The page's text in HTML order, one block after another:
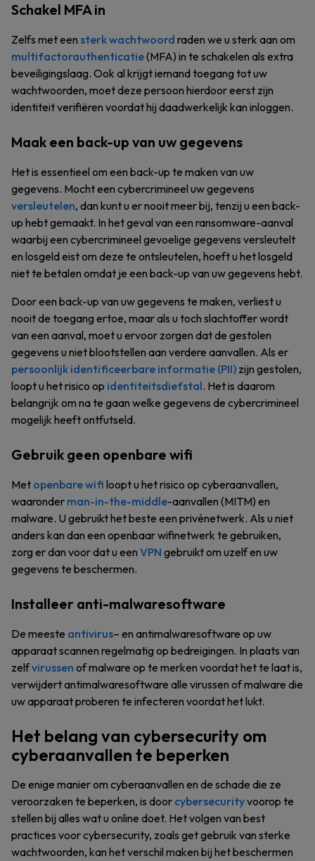
Schakel MFA in
Zelfs met een sterk wachtwoord raden we u sterk aan om
multifactorauthenticatie(MFA) in te schakelen als extra
beveiligingslaag. Ook al krijgt iemand toegang tot uw
wachtwoorden, moet deze persoon hierdoor eerst zijn
identiteit verifiëren voordat hij daadwerkelijk kan inloggen.
Maak een back-up van uw gegevens
Het is essentieel om een back-up te maken van uw
gegevens. Mocht een cybercrimineel uw gegevens
versleutelen, dan kunt u er nooit meer bij, tenzij u een back-
up hebt gemaakt. In het geval van een ransomware-aanval
waarbij een cybercrimineel gevoelige gegevens versleutelt
en losgeld eist om deze te ontsleutelen, hoeft u het losgeld
niet te betalen omdat je een back-up van uw gegevens hebt.
Door een back-up van uw gegevens te maken, verliest u
nooit de toegang ertoe, maar als u toch slachtoffer wordt
van een aanval, moet u ervoor zorgen dat de gestolen
gegevens u niet blootstellen aan verdere aanvallen. Als er
persoonlijk identificeerbare informatie (PII) zijn gestolen,
loopt u het risico op identiteitsdiefstal. Het is daarom
belangrijk om na te gaan welke gegevens de cybercrimineel
mogelijk heeft ontfutseld.
Gebruik geen openbare wifi
Met openbare wifi loopt u het risico op cyberaanvallen,
waaronder man-in-the-middle-aanvallen (MITM) en
malware. U gebruikt het beste een privénetwerk. Als u niet
anders kan dan een openbaar wifinetwerk te gebruiken,
zorg er dan voor dat u een VPN gebruikt om uzelf en uw
gegevens te beschermen.
Installeer anti-malwaresoftware
De meeste antivirus– en antimalwaresoftware op uw
apparaat scannen regelmatig op bedreigingen. In plaats van
zelfvirussen of malware op te merken voordat het te laat is,
verwijdert antimalwaresoftware alle virussen of malware die
uw apparaat proberen te infecteren voordat het lukt.
Het belang van cybersecurity om
cyberaanvallen te beperken
De enige manier om cyberaanvallen en de schade die ze
veroorzaken te beperken, is door cybersecurityvoorop te
stellen bij alles wat u online doet. Het volgen van best
practices voor cybersecurity, zoals get gebruik van sterke
wachtwoorden, kan het verschil maken bij het beschermen